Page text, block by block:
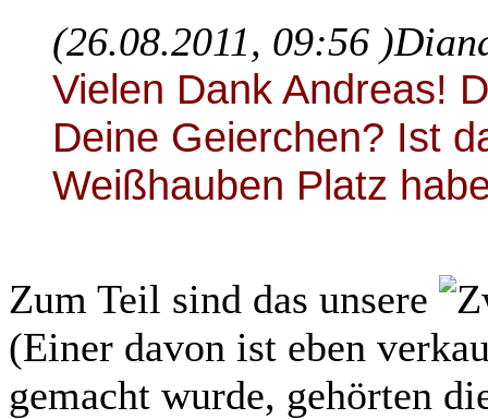
(26.08.2011, 09:56 )
Vielen Dank Andreas!
Deine Geierchen? Ist
Weißhauben Platz
Zum Teil sind das unsere
(Einer davon ist eben
gemacht wurde, gehörten